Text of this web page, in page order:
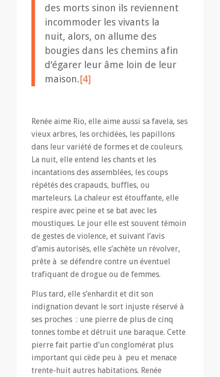
des morts sinon ils reviennent
incommoder les vivants la
nuit, alors, on allume des
bougies dans les chemins afin
d’égarer leur âme loin de leur
maison.[4]
Renée aime Rio, elle aime aussi sa favela, ses
vieux arbres, les orchidées, les papillons
dans leur variété de formes et de couleurs.
La nuit, elle entend les chants et les
incantations des assemblées, les coups
répétés des crapauds, buffles, ou
marteleurs. La chaleur est étouffante, elle
respire avec peine et se bat avec les
moustiques. Le jour elle est souvent témoin
de gestes de violence, et suivant l’avis
d’amis autorisés, elle s’achète un révolver,
prête à se défendre contre un éventuel
trafiquant de drogue ou de femmes.
Plus tard, elle s’enhardit et dit son
indignation devant le sort injuste réservé à
ses proches : une pierre de plus de cinq
tonnes tombe et détruit une baraque. Cette
pierre fait partie d’un conglomérat plus
important qui cède peu à peu et menace
trente-huit autres habitations. Renée